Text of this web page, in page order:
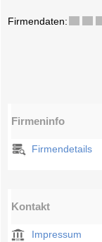
Firmendaten:
Firmeninfo
Firmendetails
Kontakt
Impressum